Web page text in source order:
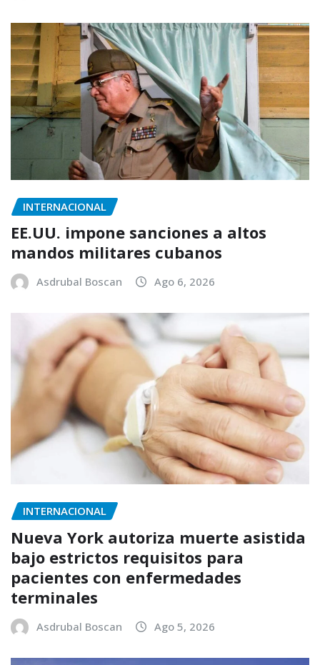
INTERNACIONAL
EE.UU. impone sanciones a altos
mandos militares cubanos
Asdrubal Boscan Ago 6, 2026
INTERNACIONAL
Nueva York autoriza muerte asistida
bajo estrictos requisitos para
pacientes con enfermedades
terminales
Asdrubal Boscan Ago 5, 2026